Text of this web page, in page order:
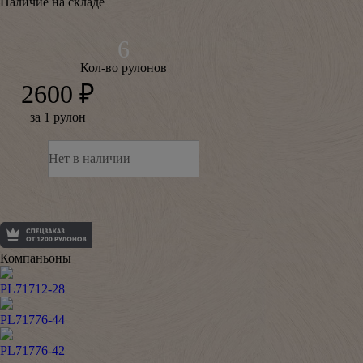
Кол-во рулонов
2600 ₽
за 1 рулон
Нет в наличии
Компаньоны
PL71712-28
PL71776-44
PL71776-42